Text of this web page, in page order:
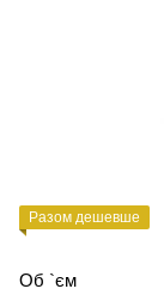
Разом дешевше
Об `єм